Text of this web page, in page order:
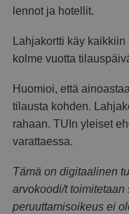
lennot ja hotellit.
Lahjakortti käy
kolme vuotta
Huomioi, että
tilausta kohden.
rahaan. TUIn yleiset
varattaessa.
Tämä on digitaalinen
arvokoodi/t toimitetaan
peruuttamisoikeus ei